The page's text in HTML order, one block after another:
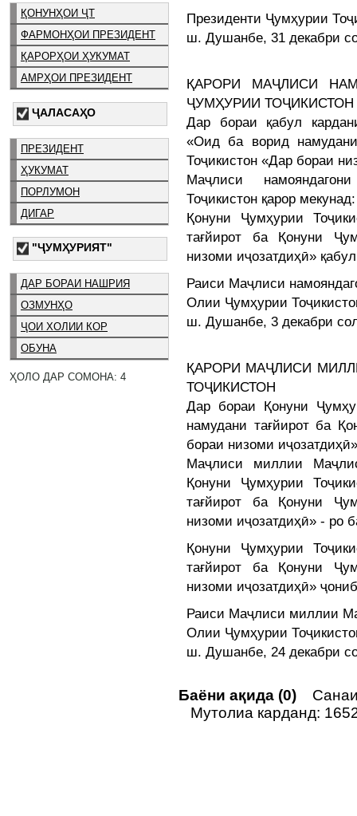
ҚОНУНҲОИ ҶТ
ФАРМОНҲОИ ПРЕЗИДЕНТ
ҚАРОРҲОИ ҲУКУМАТ
АМРҲОИ ПРЕЗИДЕНТ
ҶАЛАСАҲО
ПРЕЗИДЕНТ
ҲУКУМАТ
ПОРЛУМОН
ДИГАР
"ҶУМҲУРИЯТ"
ДАР БОРАИ НАШРИЯ
ОЗМУНҲО
ҶОИ ХОЛИИ КОР
ОБУНА
ҲОЛО ДАР СОМОНА: 4
Президенти Ҷумҳурии
ш. Душанбе, 31 декабри
ҚАРОРИ МАҶЛИСИ
ҶУМҲУРИИ ТОҶИКИСТОН
Дар бораи қабул
«Оид ба ворид
Тоҷикистон «Дар бораи
Маҷлиси
Тоҷикистон қарор мекунад:
Қонуни Ҷумҳурии
тағйирот ба Қонуни
низоми иҷозатдиҳӣ»
Раиси Маҷлиси
Олии Ҷумҳурии
ш. Душанбе, 3 декабри
ҚАРОРИ МАҶЛИСИ
ТОҶИКИСТОН
Дар бораи Қонуни
намудани тағйирот ба
бораи низоми иҷозатдиҳӣ»
Маҷлиси миллии
Қонуни Ҷумҳурии
тағйирот ба Қонуни
низоми иҷозатдиҳӣ» - ро
Қонуни Ҷумҳурии
тағйирот ба Қонуни
низоми иҷозатдиҳӣ»
Раиси Маҷлиси миллии
Олии Ҷумҳурии
ш. Душанбе, 24 декабри
Баёни ақида (0)
Мутолиа карданд: